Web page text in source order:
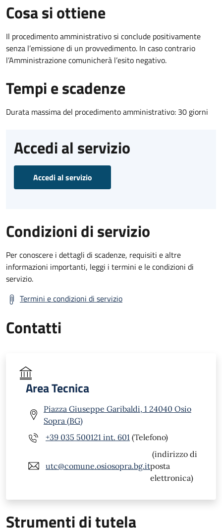
Cosa si ottiene
Il procedimento amministrativo si conclude positivamente
senza l’emissione di un provvedimento. In caso contrario
l’Amministrazione comunicherà l’esito negativo.
Tempi e scadenze
Durata massima del procedimento amministrativo: 30 giorni
Accedi al servizio
Accedi al servizio
Condizioni di servizio
Per conoscere i dettagli di scadenze, requisiti e altre
informazioni importanti, leggi i termini e le condizioni di
servizio.
Termini e condizioni di servizio
Contatti
Area Tecnica
Piazza Giuseppe Garibaldi, 1 24040 Osio
Sopra (BG)
+39 035 500121 int. 601 (Telefono)
utc@comune.osiosopra.bg.it
(indirizzo di
posta
elettronica)
Strumenti di tutela